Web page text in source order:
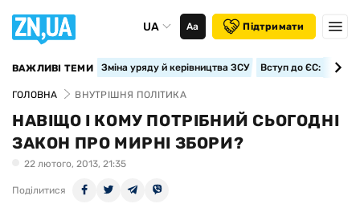
UA Аа Підтримати
ВАЖЛИВІ ТЕМИ Зміна уряду й керівництва ЗСУ Вступ до ЄС:
ГОЛОВНА ВНУТРІШНЯ ПОЛІТИКА
НАВІЩО І КОМУ ПОТРІБНИЙ СЬОГОДНІ
ЗАКОН ПРО МИРНІ ЗБОРИ?
22 лютого, 2013, 21:35
Поділитися